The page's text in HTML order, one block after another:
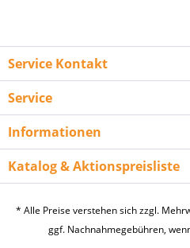
Service Kontakt
Service
Informationen
Katalog & Aktionspreisliste
* Alle Preise verstehen sich zzgl.
ggf. Nachnahmegebühren,